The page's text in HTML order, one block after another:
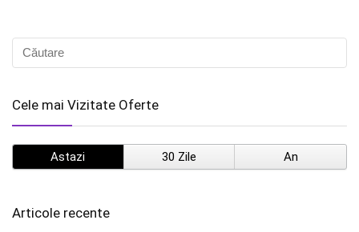
Cele mai Vizitate Oferte
Astazi 30 Zile An
Articole recente